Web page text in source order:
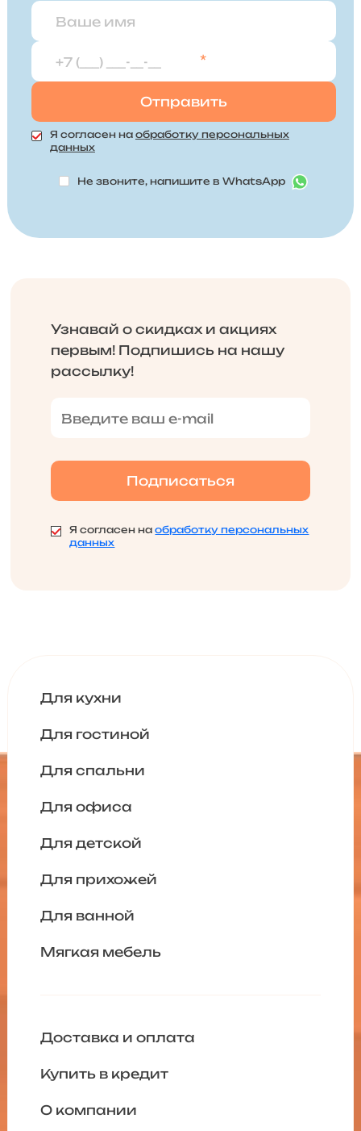
*
Я согласен на обработку персональных
данных
Не звоните, напишите в WhatsApp
Узнавай о скидках и акциях
первым! Подпишись на нашу
рассылку!
Я согласен наобработку персональных
данных
Для кухни
Для гостиной
Для спальни
Для офиса
Для детской
Для прихожей
Для ванной
Мягкая мебель
Доставка и оплата
Купить в кредит
О компании